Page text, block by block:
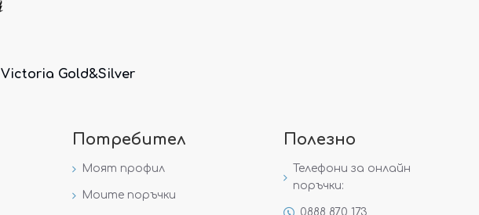
Victoria Gold&Silver
Потребител
Моят профил
Моите поръчки
Полезно
Телефони за онлайн
поръчки:
0888 870 173